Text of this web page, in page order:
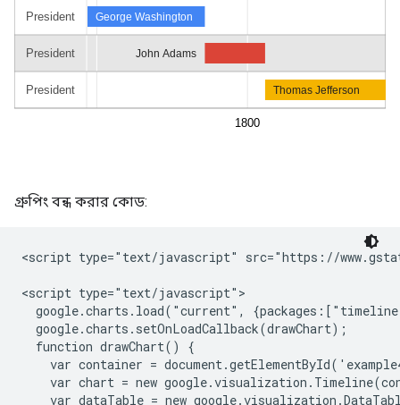
গ্রুপিং বন্ধ করার কোড:
<script type="text/javascript" src="https://
<script type="text/javascript">
google.charts.load("current",
  google.charts.setOnLoadCallback(drawChart);
  function drawChart() {
var container =
var chart = new
var dataTable = new